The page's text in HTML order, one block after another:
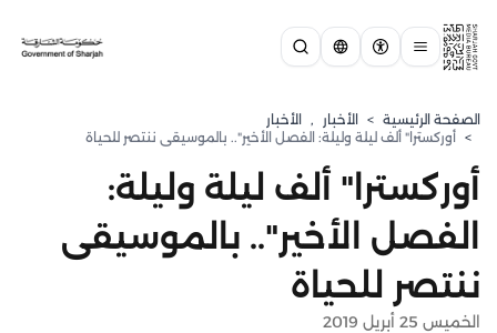
الصفحة الرئيسية > الأخبار , الأخبار
> أوركسترا" ألف ليلة وليلة: الفصل الأخير".. بالموسيقى ننتصر للحياة
أوركسترا" ألف ليلة وليلة:
الفصل الأخير".. بالموسيقى
ننتصر للحياة
الخميس 25 أبريل 2019